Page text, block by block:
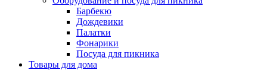
Барбекю
Дождевики
Палатки
Фонарики
Посуда для пикника
Товары для дома